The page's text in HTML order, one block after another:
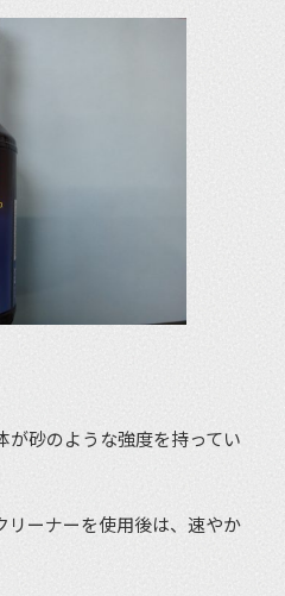
が砂のような強度を持ってい
リーナーを使用後は、速やか